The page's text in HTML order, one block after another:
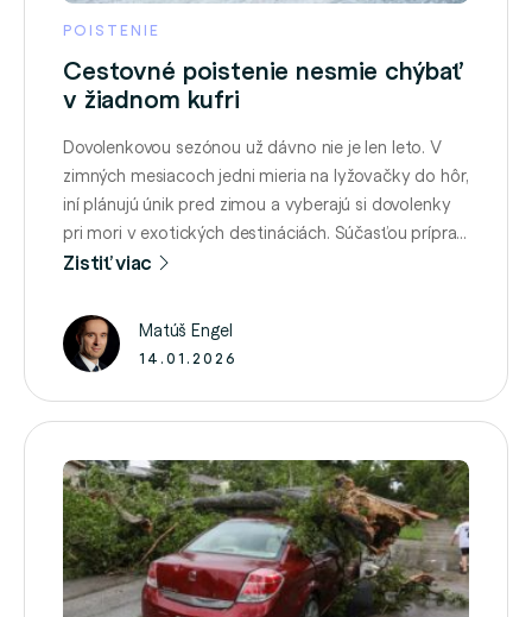
POISTENIE
Cestovné poistenie nesmie chýbať
v žiadnom kufri
Dovolenkovou sezónou už dávno nie je len leto. V
zimných mesiacoch jedni mieria na lyžovačky do hôr,
iní plánujú únik pred zimou a vyberajú si dovolenky
pri mori v exotických destináciách. Súčasťou príprav
v oboch typoch dovoleniek by mal byť výber
prekvapiť cenou Cestovanie mimo Európy prináša
nielen nové zážitky, …
Zistiť viac
Matúš Engel
14.01.2026